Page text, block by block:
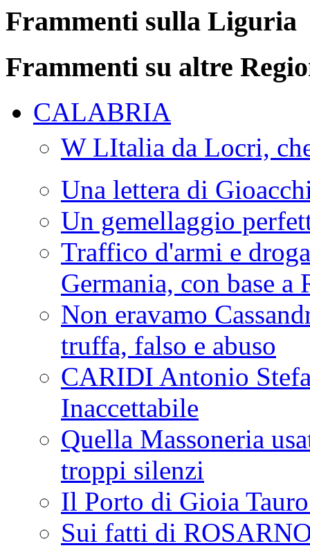
Frammenti sulla Liguria
Frammenti su altre
CALABRIA
W LItalia da Locri,
Una lettera di
Un gemellaggio
Traffico d'armi e
Germania, con base a
Non eravamo
truffa, falso e abuso
CARIDI Antonio
Inaccettabile
Quella Massoneria
troppi silenzi
Il Porto di Gioia
Sui fatti di